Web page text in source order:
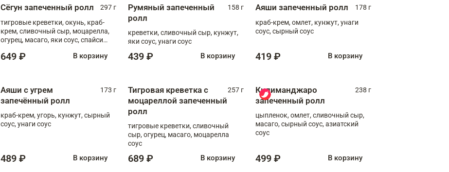
Сёгун запеченный ролл
297 г
тигровые креветки, окунь, краб-
крем, сливочный сыр, моцарелла,
огурец, масаго, яки соус, спайси
649 ₽ В корзину
Румяный запеченный
ролл
158 г
креветки, сливочный сыр, кунжут,
яки соус, унаги соус
439 ₽ В корзину
Аяши запеченный ролл
178 г
краб-крем, омлет, кунжут, унаги
соус, сырный соус
419 ₽ В корзину
Аяши с угрем
запечённый ролл
173 г
краб-крем, угорь, кунжут, сырный
соус, унаги соус
489 ₽ В корзину
Тигровая креветка с
моцареллой запеченный
ролл
257 г
тигровые креветки, сливочный
сыр, огурец, масаго, моцарелла
соус
689 ₽ В корзину
Килиманджаро
запеченный ролл
238 г
цыпленок, омлет, сливочный сыр,
масаго, сырный соус, азиатский
соус
499 ₽ В корзину